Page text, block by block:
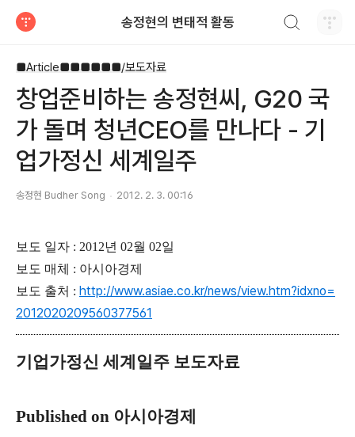
송정현의 변태적 활동
■Article■■■■■■/보도자료
창업준비하는 송정현씨, G20 국
가 돌며 청년CEO를 만나다 - 기
업가정신 세계일주
송정현 Budher Song 2012. 2. 3. 00:16
보도 일자 : 2012년 02월 02일
보도 매체 : 아시아경제
보도 출처 : http://www.asiae.co.kr/news/view.htm?idxno=
2012020209560377561
기업가정신 세계일주 보도자료
Published on 아시아경제